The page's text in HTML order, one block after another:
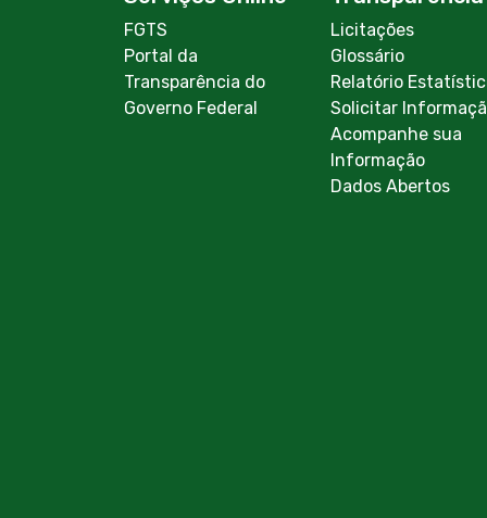
FGTS
Portal da
Transparência do
Governo Federal
Licitações
Glossário
Relatório
Solicitar
Acompanhe sua
Informação
Dados Abertos